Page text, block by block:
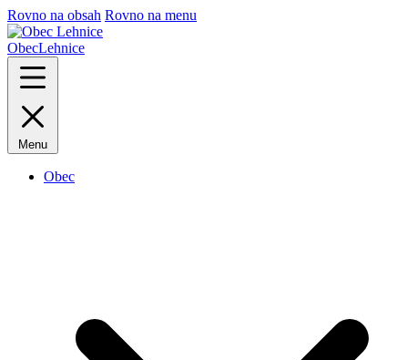
Rovno na obsah Rovno na menu
ObecLehnice
Menu
Obec